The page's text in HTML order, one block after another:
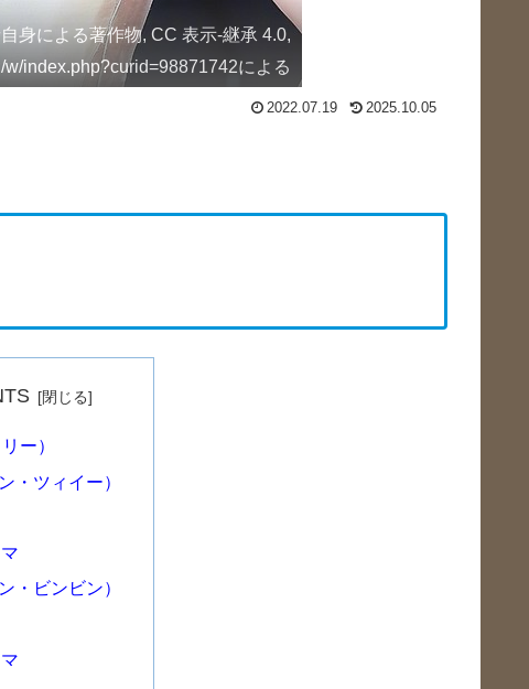
身による著作物, CC 表示-継承 4.0,
index.php?curid=98871742による
2022.07.19 2025.10.05
ー）
・ツィイー）
・ビンビン）